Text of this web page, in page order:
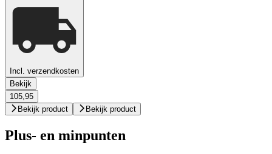
Incl. verzendkosten
Bekijk
105,95
Bekijk product
Bekijk product
Plus- en minpunten